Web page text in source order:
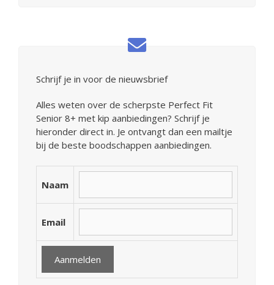
Schrijf je in voor de nieuwsbrief
Alles weten over de scherpste Perfect Fit
Senior 8+ met kip aanbiedingen? Schrijf je
hieronder direct in. Je ontvangt dan een mailtje
bij de beste boodschappen aanbiedingen.
Naam
Email